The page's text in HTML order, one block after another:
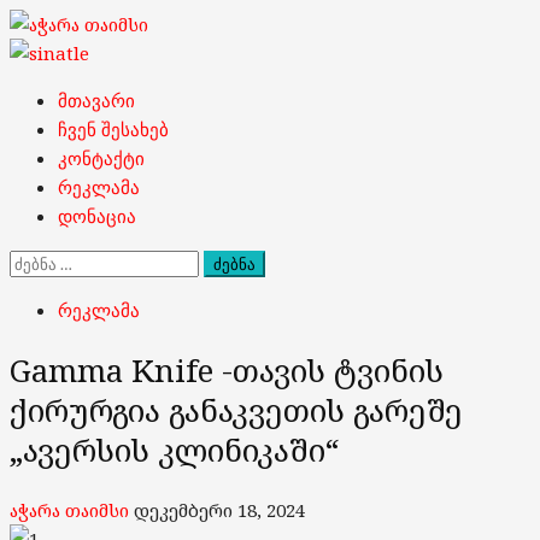
Skip
to
Primary
Menu
მთავარი
ჩვენ შესახებ
კონტაქტი
რეკლამა
დონაცია
ძებნა:
რეკლამა
Gamma Knife -თავის ტვინის
ქირურგია განაკვეთის გარეშე
„ავერსის კლინიკაში“
აჭარა თაიმსი დეკემბერი 18, 2024